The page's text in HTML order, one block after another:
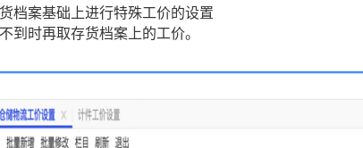
档案基础上进行特殊工价的设置
到时再取存货档案上的工价。